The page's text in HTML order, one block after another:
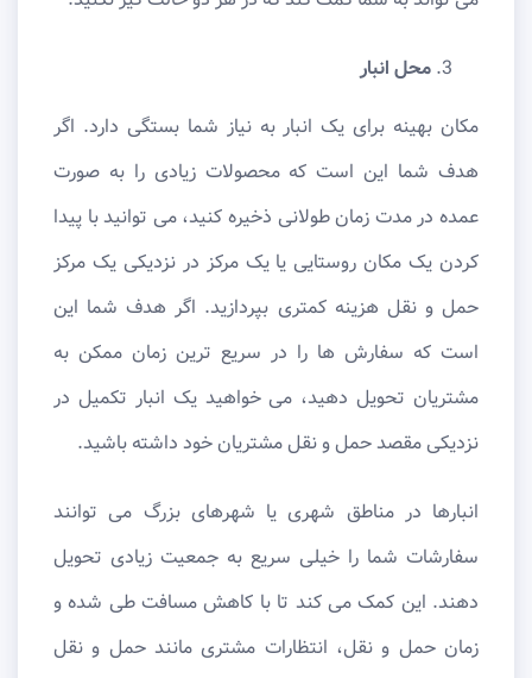
محل انبار
مکان بهینه برای یک انبار به نیاز شما بستگی دارد. اگر
هدف شما این است که محصولات زیادی را به صورت
عمده در مدت زمان طولانی ذخیره کنید، می توانید با پیدا
کردن یک مکان روستایی یا یک مرکز در نزدیکی یک مرکز
حمل و نقل هزینه کمتری بپردازید. اگر هدف شما این
است که سفارش ‌ها را در سریع ‌ترین زمان ممکن به
مشتریان تحویل دهید، می‌ خواهید یک انبار تکمیل در
نزدیکی مقصد حمل و نقل مشتریان خود داشته باشید.
انبارها در مناطق شهری یا شهرهای بزرگ می توانند
سفارشات شما را خیلی سریع به جمعیت زیادی تحویل
دهند. این کمک می کند تا با کاهش مسافت طی شده و
زمان حمل و نقل، انتظارات مشتری مانند حمل و نقل